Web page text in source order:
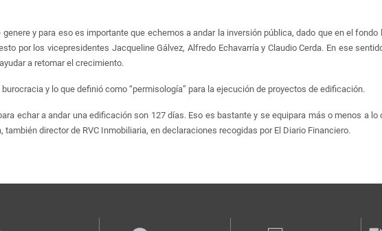
y para eso es importante que echemos a andar la inversión pública, dado que en el
por los vicepresidentes Jacqueline Gálvez, Alfredo Echavarría y Claudio Cerda. En ese
a retomar el crecimiento.
y lo que definió como “permisología” para la ejecución de proyectos de edificación.
echar a andar una edificación son 127 días. Eso es bastante y se equipara más o menos a
también director de RVC Inmobiliaria, en declaraciones recogidas por El Diario Financiero.